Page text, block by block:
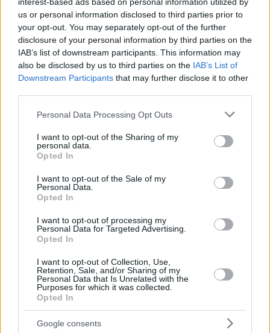
us or personal information disclosed to third parties prior to
your opt-out. You may separately opt-out of the further
disclosure of your personal information by third parties on the
IAB’s list of downstream participants. This information may
also be disclosed by us to third parties on the IAB’s List of
Downstream Participants that may further disclose it to other
Please note that this website/app uses one or more Google
not limited to your visit or usage behaviour. You may click to
grant or deny consent to Google and its third-party tags to
use your data for below specified purposes in below Google
consent section.
Personal Data Processing Opt Outs
I want to opt-out of the Sharing of my
personal data.
Opted In
I want to opt-out of the Sale of my
Personal Data.
Opted In
I want to opt-out of processing my
Personal Data for Targeted Advertising.
Opted In
I want to opt-out of Collection, Use,
Retention, Sale, and/or Sharing of my
Personal Data that Is Unrelated with the
Purposes for which it was collected.
Opted In
Google consents
Assassini vietnamiti hanno cercato di ucciderei
creditori del proprietario di un ristorante a Budapest
Politica ungherese
Scandalo di corruzione a Budapest: l’ex deputato e il
sindaco potrebbero finire in carcere
Il premier Orbán ha dato ordine di
sequestrare l’oro ucraino
Briefing settimanale sull’Ungheria
– Si abboni qui
Se vuole capire le storie in prima pagina: Sfruttamento dei
fondi UE, reset istituzionale e scossa interna – 31 maggio
Immagine in evidenza:depositphotos.com
Leave a Reply
Your email address will not be published. Required fields are marked*
Name*